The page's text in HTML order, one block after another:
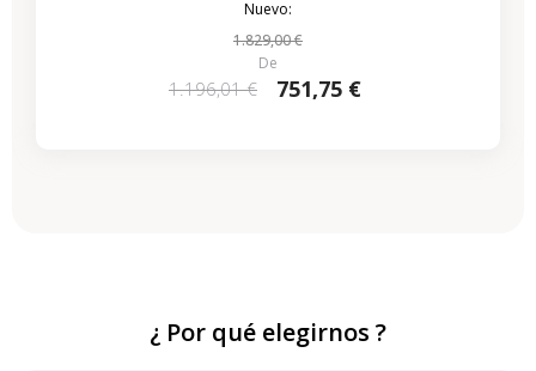
Nuevo:
1.829,00 €
De
1.196,01 € 751,75 €
¿ Por qué elegirnos ?